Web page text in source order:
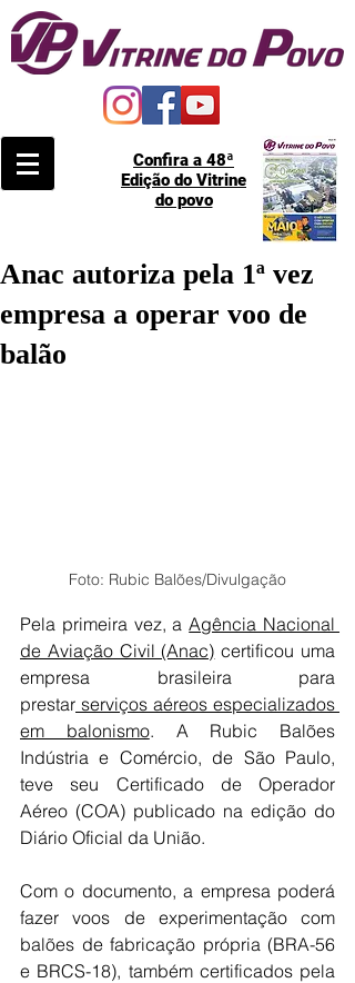
Confira a 48ª
Edição do Vitrine
do povo
Anac autoriza pela 1ª vez
empresa a operar voo de
balão
Foto: Rubic Balões/Divulgação
Pela primeira vez, a Agência Nacional
de Aviação Civil (Anac) certificou uma
empresa brasileira para
prestar serviços aéreos especializados
em balonismo. A Rubic Balões
Indústria e Comércio, de São Paulo,
teve seu Certificado de Operador
Aéreo (COA) publicado na edição do
Diário Oficial da União.
Com o documento, a empresa poderá
fazer voos de experimentação com
balões de fabricação própria (BRA-56
e BRCS-18), também certificados pela